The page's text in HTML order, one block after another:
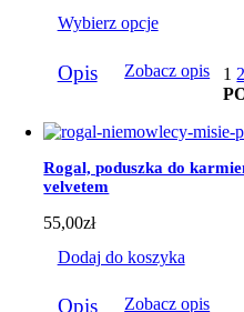
do
184,00zł
Wybierz opcje
produkt
wariantów.
można
wybrać
na
stronie
produktu
Opis Zobacz opis 1 2
Rogal, poduszka do
velvetem
55,00zł
Dodaj do koszyka
Opis Zobacz opis